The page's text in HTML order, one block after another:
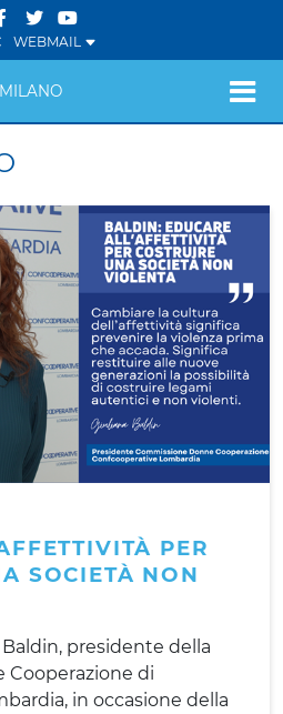
WEBMAIL
PER
SOCIETÀ NON
presidente della
Cooperazione di
in occasione della